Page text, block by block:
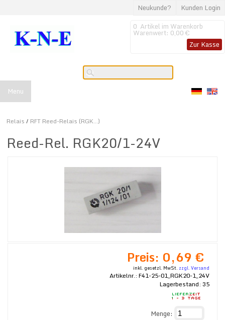
Kunden Login
Neukunde?
0 Artikel im Warenkorb
Warenwert: 0,00 €
Zur Kasse
Menu
Relais / RFT Reed-Relais (RGK...)
Reed-Rel. RGK20/1-24V
Preis: 0,69 €
inkl. gesetzl. MwSt. zzgl. Versand
Artikelnr.: F41-25-01_RGK20-1_24V
Lagerbestand: 35
Menge: